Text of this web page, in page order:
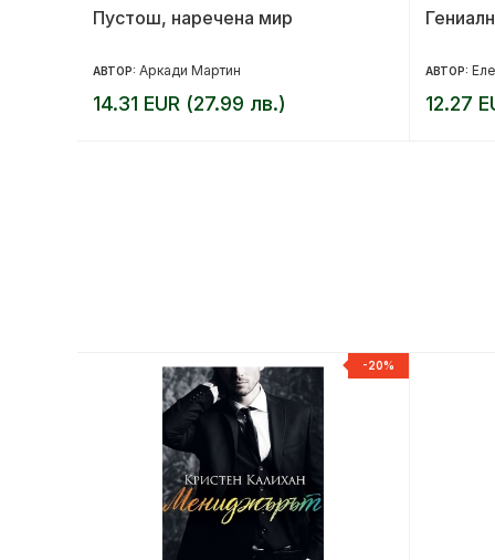
Пустош, наречена мир
АВТОР: Аркади Мартин
14.31 EUR (27.99 лв.)
АВТОР:
12.27
-20%